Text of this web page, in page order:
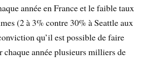
année en France et le faible taux
(2 à 3% contre 30% à Seattle aux
qu’il est possible de faire
chaque année plusieurs milliers de